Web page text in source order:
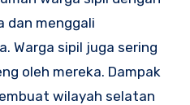
dan menggali
Warga sipil juga sering
oleh mereka. Dampak
wilayah selatan